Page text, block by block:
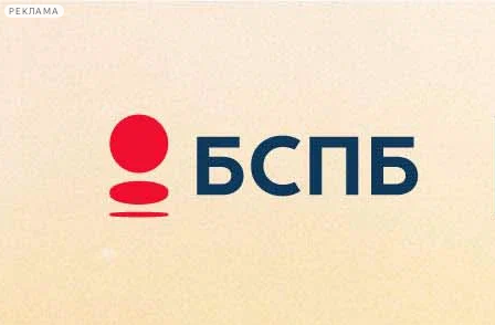
РЕКЛАМА
Сегодня:
2026.08.07
08:25
Афиша Plus